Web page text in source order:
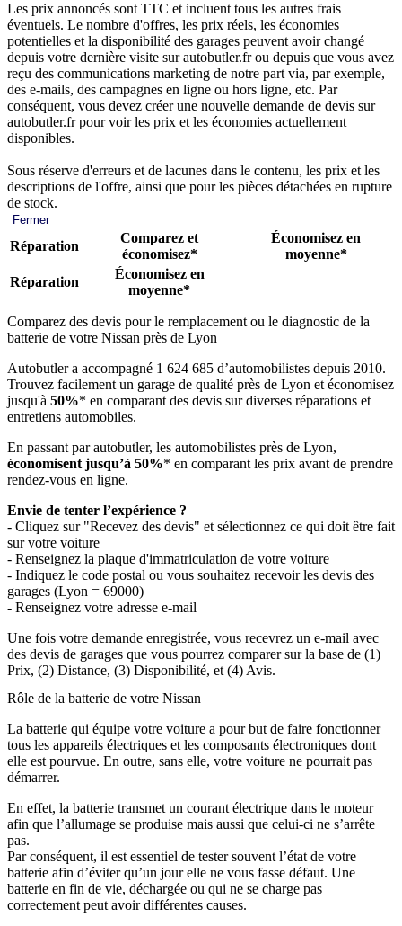
Les prix annoncés sont TTC et incluent tous les autres frais
éventuels. Le nombre d'offres, les prix réels, les économies
potentielles et la disponibilité des garages peuvent avoir changé
depuis votre dernière visite sur autobutler.fr ou depuis que vous avez
reçu des communications marketing de notre part via, par exemple,
des e-mails, des campagnes en ligne ou hors ligne, etc. Par
conséquent, vous devez créer une nouvelle demande de devis sur
autobutler.fr pour voir les prix et les économies actuellement
disponibles.
Sous réserve d'erreurs et de lacunes dans le contenu, les prix et les
descriptions de l'offre, ainsi que pour les pièces détachées en rupture
de stock.
Fermer
Réparation
Comparez et
économisez*
Économisez en
moyenne*
Réparation
Économisez en
moyenne*
Comparez des devis pour le remplacement ou le diagnostic de la
batterie de votre Nissan près de Lyon
Autobutler a accompagné 1 624 685 d’automobilistes depuis 2010.
Trouvez facilement un garage de qualité près de Lyon et économisez
jusqu'à 50%* en comparant des devis sur diverses réparations et
entretiens automobiles.
En passant par autobutler, les automobilistes près de Lyon,
économisent jusqu’à 50%* en comparant les prix avant de prendre
rendez-vous en ligne.
Envie de tenter l’expérience ?
- Cliquez sur "Recevez des devis" et sélectionnez ce qui doit être fait
sur votre voiture
- Renseignez la plaque d'immatriculation de votre voiture
- Indiquez le code postal ou vous souhaitez recevoir les devis des
garages (Lyon = 69000)
- Renseignez votre adresse e-mail
Une fois votre demande enregistrée, vous recevrez un e-mail avec
des devis de garages que vous pourrez comparer sur la base de (1)
Prix, (2) Distance, (3) Disponibilité, et (4) Avis.
Rôle de la batterie de votre Nissan
La batterie qui équipe votre voiture a pour but de faire fonctionner
tous les appareils électriques et les composants électroniques dont
elle est pourvue. En outre, sans elle, votre voiture ne pourrait pas
démarrer.
En effet, la batterie transmet un courant électrique dans le moteur
afin que l’allumage se produise mais aussi que celui-ci ne s’arrête
pas.
Par conséquent, il est essentiel de tester souvent l’état de votre
batterie afin d’éviter qu’un jour elle ne vous fasse défaut. Une
batterie en fin de vie, déchargée ou qui ne se charge pas
correctement peut avoir différentes causes.